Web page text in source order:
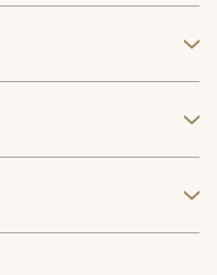
+
+
+